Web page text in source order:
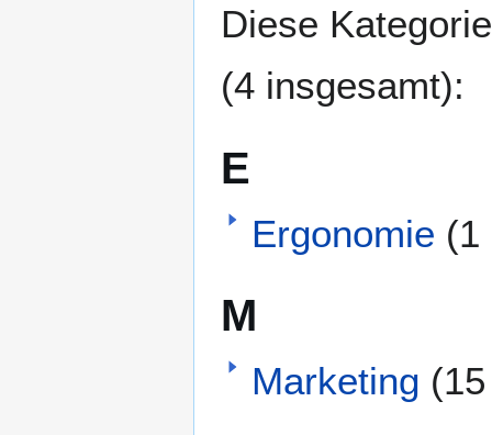
Diese
(4 insgesamt):
E
Ergonomie (1
M
Marketing